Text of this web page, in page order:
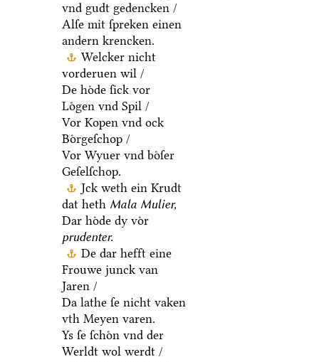
vnd gudt gedencken /
Alſe mit ſpreken einen
andern krencken.
Welcker nicht
vorderuen wil /
De hoͤde ſick vor
Loͤgen vnd Spil /
Vor Kopen vnd ock
Boͤrgeſchop /
Vor Wyuer vnd boͤſer
Geſelſchop.
Jck weth ein Krudt
dat heth Mala Mulier,
Dar hoͤde dy voͤr
prudenter.
De dar hefft eine
Frouwe junck van
Jaren /
Da lathe ſe nicht vaken
vth Meyen varen.
Ys ſe ſchoͤn vnd der
Werldt wol werdt /